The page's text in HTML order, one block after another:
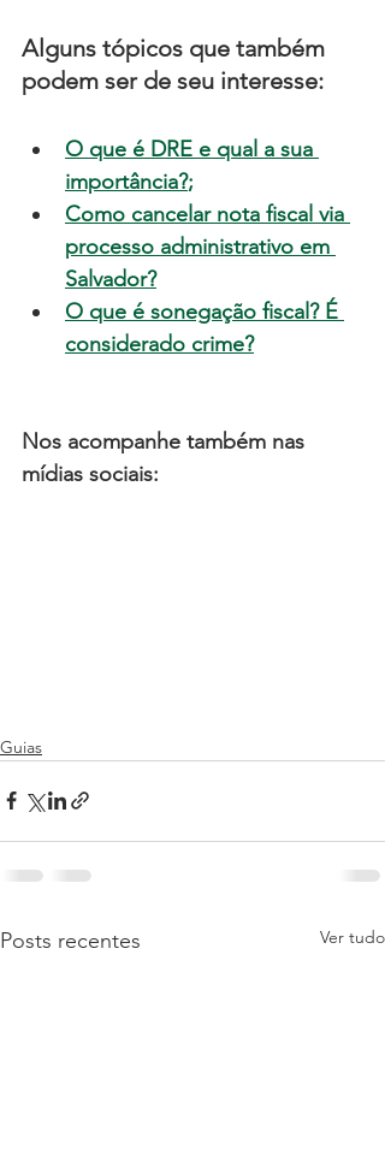
Alguns tópicos que também
podem ser de seu interesse:
O que é DRE e qual a sua
importância?;
Como cancelar nota fiscal via
processo administrativo em
Salvador?
O que é sonegação fiscal? É
considerado crime?
Nos acompanhe também nas
mídias sociais:
Guias
Posts recentes Ver tudo